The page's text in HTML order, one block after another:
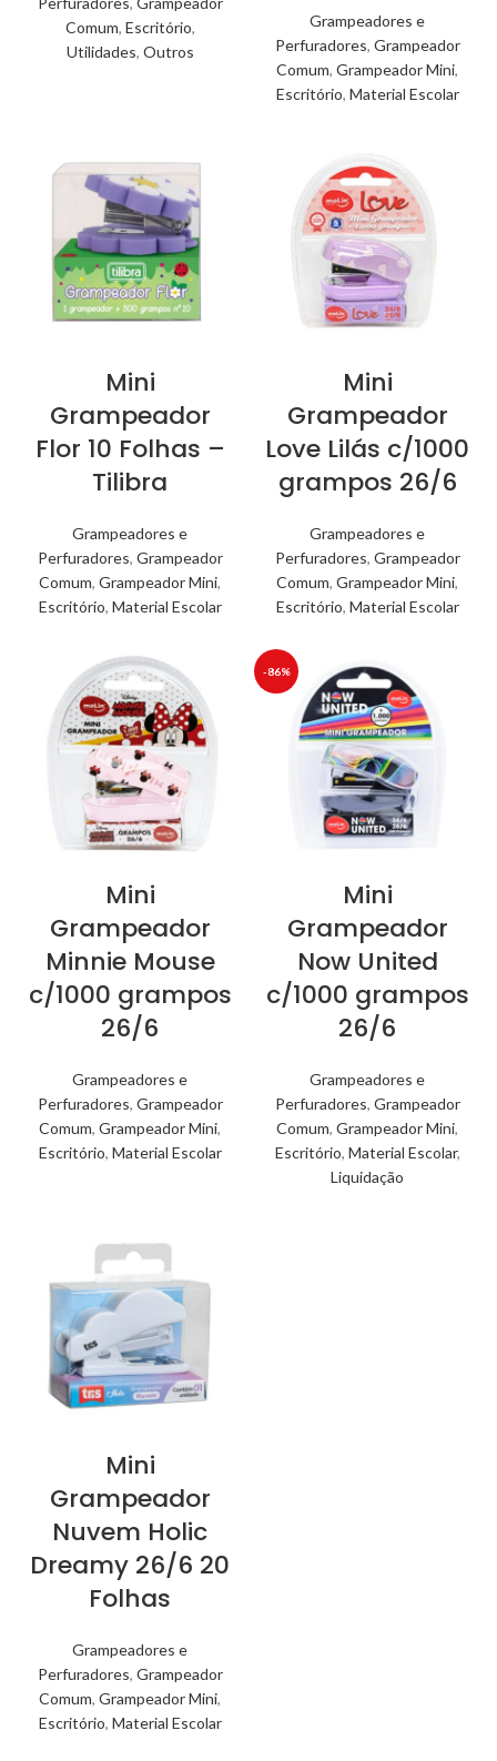
Comum, Escritório,
Utilidades, Outros
Grampeadores e
Perfuradores, Grampeador
Comum, Grampeador Mini,
Escritório, Material Escolar
Mini
Grampeador
Flor 10 Folhas –
Tilibra
Grampeadores e
Perfuradores, Grampeador
Comum, Grampeador Mini,
Escritório, Material Escolar
Mini
Grampeador
Love Lilás c/1000
grampos 26/6
Grampeadores e
Perfuradores, Grampeador
Comum, Grampeador Mini,
Escritório, Material Escolar
Mini
Grampeador
Minnie Mouse
c/1000 grampos
26/6
Grampeadores e
Perfuradores, Grampeador
Comum, Grampeador Mini,
Escritório, Material Escolar
-86%
Mini
Grampeador
Now United
c/1000 grampos
26/6
Grampeadores e
Perfuradores, Grampeador
Comum, Grampeador Mini,
Escritório, Material Escolar,
Liquidação
Mini
Grampeador
Nuvem Holic
Dreamy 26/6 20
Folhas
Grampeadores e
Perfuradores, Grampeador
Comum, Grampeador Mini,
Escritório, Material Escolar